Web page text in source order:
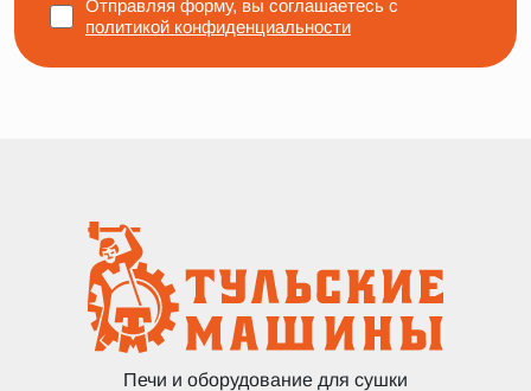
Отправляя форму, вы соглашаетесь с
политикой конфиденциальности
Печи и оборудование для сушки